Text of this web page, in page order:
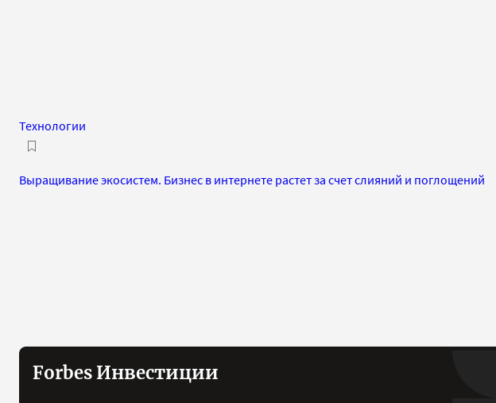
Технологии
Выращивание экосистем. Бизнес в интернете растет за счет слияний и поглощений
Forbes Инвестиции